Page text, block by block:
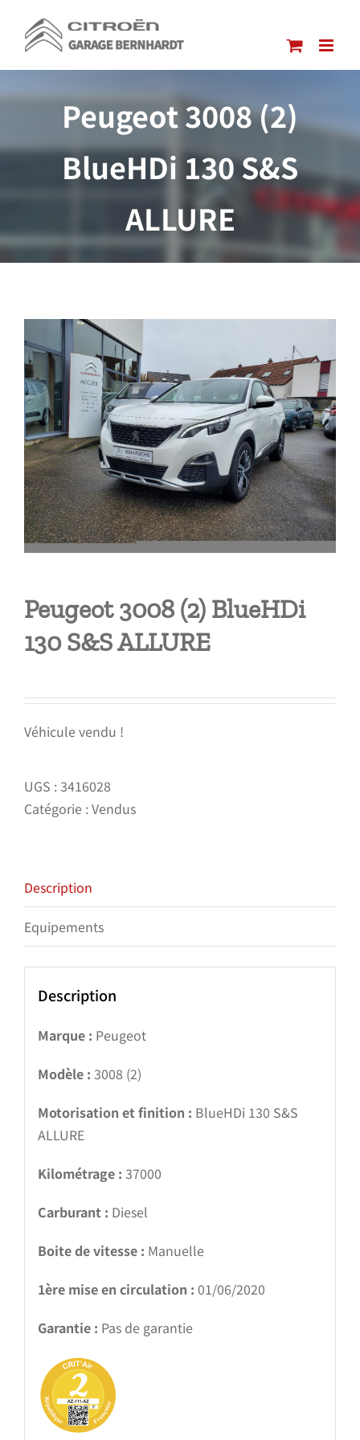
contenu
Peugeot 3008 (2)
BlueHDi 130 S&S
ALLURE
Peugeot 3008 (2) BlueHDi
130 S&S ALLURE
Véhicule vendu !
UGS :3416028
Catégorie :Vendus
Description
Equipements
Description
Marque : Peugeot
Modèle : 3008 (2)
Motorisation et finition : BlueHDi 130 S&S
ALLURE
Kilométrage : 37000
Carburant : Diesel
Boite de vitesse : Manuelle
1ère mise en circulation : 01/06/2020
Garantie : Pas de garantie